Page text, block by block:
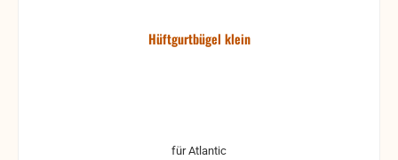
Hüftgurtbügel klein
für Atlantic